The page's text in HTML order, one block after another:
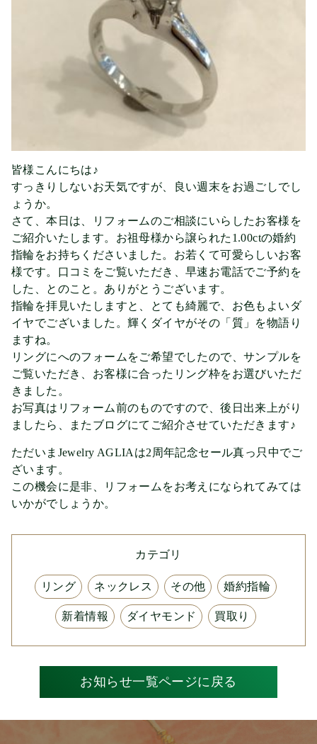
皆様こんにちは♪
すっきりしないお天気ですが、良い週末をお過ごしでし
ょうか。
さて、本日は、リフォームのご相談にいらしたお客様を
ご紹介いたします。お祖母様から譲られた1.00ctの婚約
指輪をお持ちくださいました。お若くて可愛らしいお客
様です。口コミをご覧いただき、早速お電話でご予約を
した、とのこと。ありがとうございます。
指輪を拝見いたしますと、とても綺麗で、お色もよいダ
イヤでございました。輝くダイヤがその「質」を物語り
ますね。
リングにへのフォームをご希望でしたので、サンプルを
ご覧いただき、お客様に合ったリング枠をお選びいただ
きました。
お写真はリフォーム前のものですので、後日出来上がり
ましたら、またブログにてご紹介させていただきます♪
ただいまJewelry AGLIAは2周年記念セール真っ只中でご
ざいます。
この機会に是非、リフォームをお考えになられてみては
いかがでしょうか。
カテゴリ
リング ネックレス その他 婚約指輪
新着情報 ダイヤモンド 買取り
お知らせ一覧ページに戻る